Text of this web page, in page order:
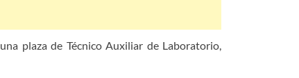
plaza de Técnico Auxiliar de Laboratorio,